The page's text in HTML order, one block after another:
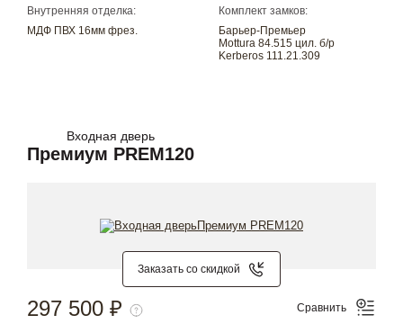
Внутренняя отделка:
МДФ ПВХ 16мм фрез.
Комплект замков:
Барьер-Премьер
Mottura 84.515 цил. б/р
Kerberos 111.21.309
Входная дверь
Премиум PREM120
Заказать со скидкой
297 500 ₽ Сравнить